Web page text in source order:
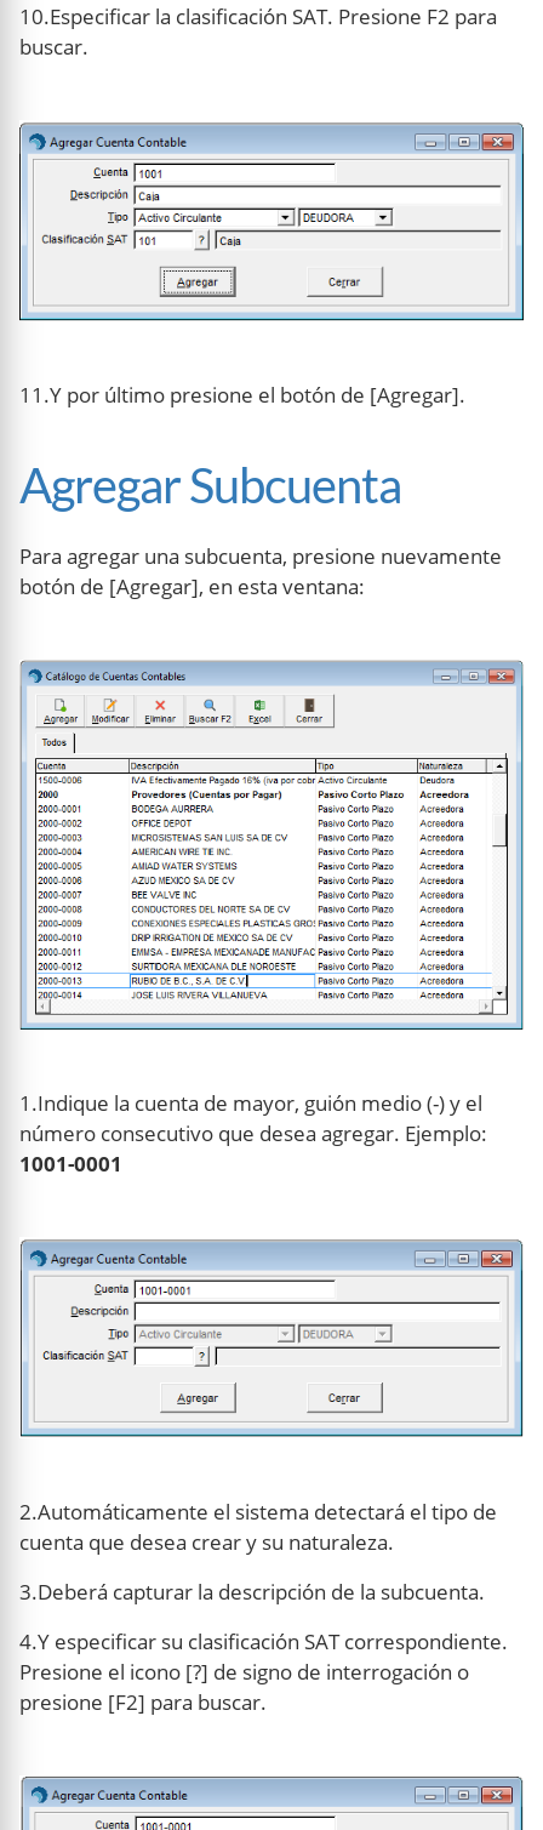
10.Especificar la clasificación SAT. Presione F2 para
buscar.
11.Y por último presione el botón de [Agregar].
Agregar Subcuenta
Para agregar una subcuenta, presione nuevamente
botón de [Agregar], en esta ventana:
1.Indique la cuenta de mayor, guión medio (-) y el
número consecutivo que desea agregar. Ejemplo:
1001-0001
2.Automáticamente el sistema detectará el tipo de
cuenta que desea crear y su naturaleza.
3.Deberá capturar la descripción de la subcuenta.
4.Y especificar su clasificación SAT correspondiente.
Presione el icono [?] de signo de interrogación o
presione [F2] para buscar.